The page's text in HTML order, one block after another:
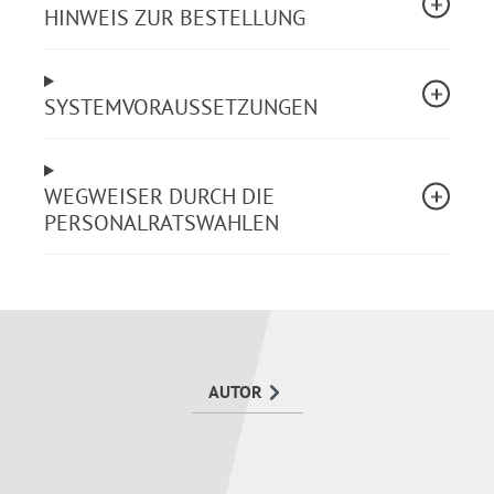
der praktischen Umsetzung.
rechtlichen Detailfragen.
Inklusive Online-Dienst:Ideal, wenn eine
dem Erwerb des Produkts erhalten Sie zusätzlich
Zugriff auf den ergänzenden Online-Dienst.
erläutert
Bestellung und Wahl des Wahlvorstands
HINWEIS ZUR BESTELLUNG
SYSTEMVORAUSSETZUNGEN
WEGWEISER DURCH DIE
PERSONALRATSWAHLEN
AUTOR